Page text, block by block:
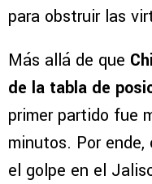
para obstruir las
Más allá de que
de la tabla de
primer partido fue
minutos. Por
el golpe en el